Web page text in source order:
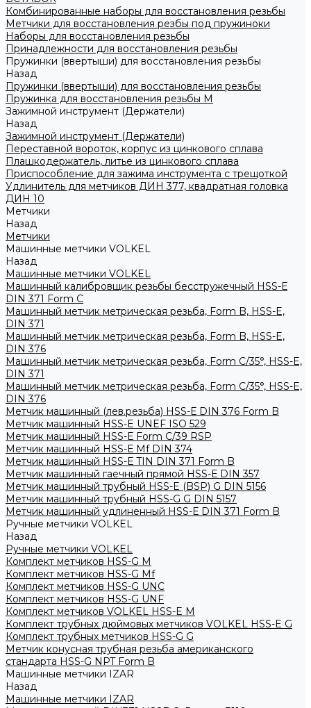
Комбинированные наборы для восстановления резьбы
Метчики для восстановления резбы под пружиноки
Наборы для восстановления резьбы
Принадлежности для восстановления резьбы
Пружинки (ввертыши) для восстановления резьбы
Назад
Пружинки (ввертыши) для восстановления резьбы
Пружинка для восстановления резьбы M
Зажимной инструмент (Держатели)
Назад
Зажимной инструмент (Держатели)
Переставной вороток, корпус из цинкового сплава
Плашкодержатель, литье из цинкового сплава
Приспособление для зажима инструмента с трещоткой
Удлинитель для метчиков ДИН 377, квадратная головка
ДИН 10
Метчики
Назад
Метчики
Машинные метчики VOLKEL
Назад
Машинные метчики VOLKEL
Машинный калибровщик резьбы бесстружечный HSS-Е
DIN 371 Form C
Машинный метчик метрическая резьба, Form B, HSS-E,
DIN 371
Машинный метчик метрическая резьба, Form B, HSS-E,
DIN 376
Машинный метчик метрическая резьба, Form С/35°, HSS-E,
DIN 371
Машинный метчик метрическая резьба, Form С/35°, HSS-E,
DIN 376
Метчик машинный (лев.резьба) HSS-Е DIN 376 Form B
Метчик машинный HSS-E UNEF ISO 529
Метчик машинный HSS-Е Form C/39 RSP
Метчик машинный HSS-Е Mf DIN 374
Метчик машинный HSS-Е TIN DIN 371 Form B
Метчик машинный гаечный прямой HSS-Е DIN 357
Метчик машинный трубный HSS-E (BSP) G DIN 5156
Метчик машинный трубный HSS-G G DIN 5157
Метчик машинный удлиненный HSS-Е DIN 371 Form B
Ручные метчики VOLKEL
Назад
Ручные метчики VOLKEL
Комплект метчиков HSS-G M
Комплект метчиков HSS-G Mf
Комплект метчиков HSS-G UNC
Комплект метчиков HSS-G UNF
Комплект метчиков VOLKEL HSS-E M
Комплект трубных дюймовых метчиков VOLKEL HSS-E G
Комплект трубных метчиков HSS-G G
Метчик конусная трубная резьба американского
стандарта HSS-G NPT Form B
Машинные метчики IZAR
Назад
Машинные метчики IZAR